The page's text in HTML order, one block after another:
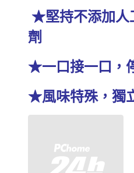
★堅持不添加人
劑
★一口接一口，
★風味特殊，獨